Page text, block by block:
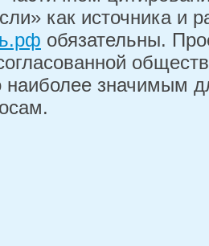
как источника и
обязательны.
значимым